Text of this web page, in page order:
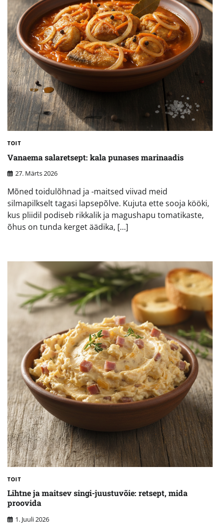
TOIT
Vanaema salaretsept: kala punases marinaadis
27. Märts 2026
Mõned toidulõhnad ja -maitsed viivad meid
silmapilkselt tagasi lapsepõlve. Kujuta ette sooja kööki,
kus pliidil podiseb rikkalik ja magushapu tomatikaste,
õhus on tunda kerget äädika, […]
TOIT
Lihtne ja maitsev singi-juustuvõie: retsept, mida
proovida
1. Juuli 2026